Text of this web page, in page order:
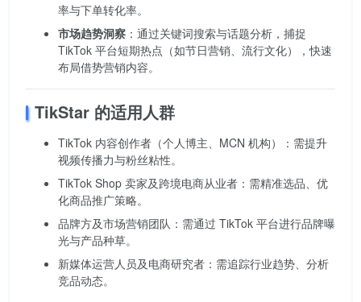
率与下单转化率。
市场趋势洞察 ：通过关键词搜索与话题分析，捕捉
TikTok 平台短期热点（如节日营销、流行文化），快速
布局借势营销内容。
TikStar 的适用人群
TikTok 内容创作者（个人博主、MCN 机构）：需提升
视频传播力与粉丝粘性。
TikTok Shop 卖家及跨境电商从业者：需精准选品、优
化商品推广策略。
品牌方及市场营销团队：需通过 TikTok 平台进行品牌曝
光与产品种草。
新媒体运营人员及电商研究者：需追踪行业趋势、分析
竞品动态。